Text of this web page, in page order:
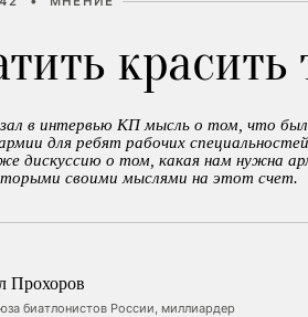
красить
в интервью КП мысль о том, что
для ребят рабочих
дискуссию о том, какая нам нужна
своими мыслями на этот счет.
Прохоров
биатлонистов России, миллиардер